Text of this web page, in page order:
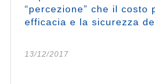
“percezione” che il costo
efficacia e la sicurezza
13/12/2017